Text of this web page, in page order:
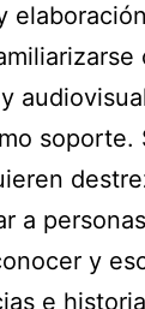
soporte.
a
y
e